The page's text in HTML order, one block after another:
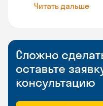
Читать дальше
Сложно
оставьте
консультацию